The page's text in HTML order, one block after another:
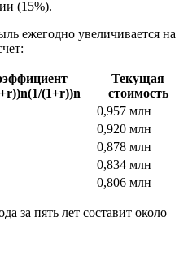
(15%).
ежегодно увеличивается на
(1/(1+r))n
Текущая
стоимость
0,957 млн
0,920 млн
0,878 млн
0,834 млн
0,806 млн
за пять лет составит около